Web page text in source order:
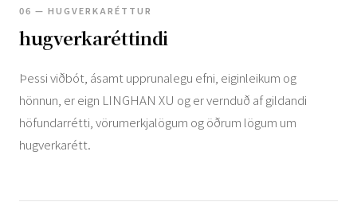
06 — HUGVERKARÉTTUR
hugverkaréttindi
Þessi viðbót, ásamt upprunalegu efni, eiginleikum og
hönnun, er eign LINGHAN XU og er vernduð af gildandi
höfundarrétti, vörumerkjalögum og öðrum lögum um
hugverkarétt.